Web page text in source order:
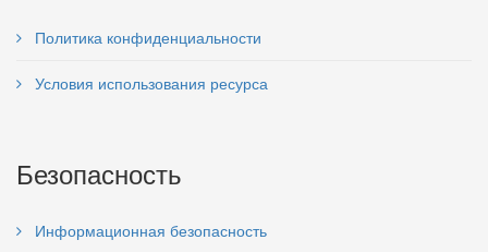
Политика конфиденциальности
Условия использования ресурса
Безопасность
Информационная безопасность